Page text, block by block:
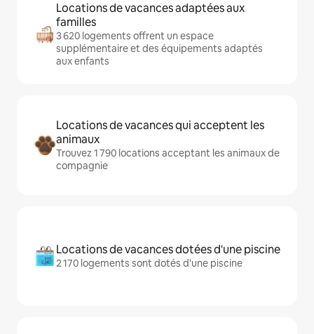
Locations de vacances adaptées aux
familles
3 620 logements offrent un espace
supplémentaire et des équipements adaptés
aux enfants
Locations de vacances qui acceptent les
animaux
Trouvez 1 790 locations acceptant les animaux de
compagnie
Locations de vacances dotées d'une piscine
2 170 logements sont dotés d'une piscine